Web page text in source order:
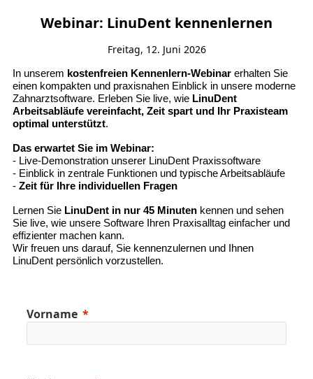
Webinar: LinuDent kennenlernen
Freitag, 12. Juni 2026
In unserem kostenfreien Kennenlern-Webinar erhalten Sie
einen kompakten und praxisnahen Einblick in unsere moderne
Zahnarztsoftware. Erleben Sie live, wie LinuDent
Arbeitsabläufe vereinfacht, Zeit spart und Ihr Praxisteam
optimal unterstützt.
Das erwartet Sie im Webinar:
- Live-Demonstration unserer LinuDent Praxissoftware
- Einblick in zentrale Funktionen und typische Arbeitsabläufe
- Zeit für Ihre individuellen Fragen
Lernen Sie LinuDent in nur 45 Minuten kennen und sehen
Sie live, wie unsere Software Ihren Praxisalltag einfacher und
effizienter machen kann.
Wir freuen uns darauf, Sie kennenzulernen und Ihnen
LinuDent persönlich vorzustellen.
Vorname